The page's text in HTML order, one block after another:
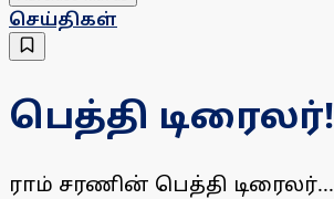
செய்திகள்
பெத்தி டிரைலர்!
ராம் சரணின் பெத்தி டிரைலர்...